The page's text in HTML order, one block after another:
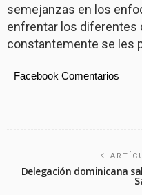
semejanzas en los
enfrentar los diferentes
constantemente se les
Facebook Comentarios
Delegación dominicana